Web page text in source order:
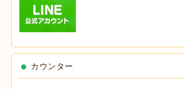
カウンター